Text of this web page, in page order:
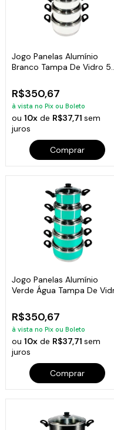
Jogo Panelas Alumínio
Branco Tampa De Vidro 5
R$350,67
à vista no Pix ou Boleto
ou10x de R$37,71sem
juros
Comprar
Jogo Panelas Alumínio
Verde Água Tampa De
R$350,67
à vista no Pix ou Boleto
ou10x de R$37,71sem
juros
Comprar